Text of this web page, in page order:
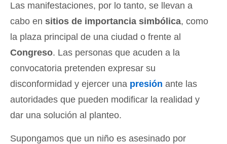
Las manifestaciones, por lo tanto, se llevan a
cabo en sitios de importancia simbólica, como
la plaza principal de una ciudad o frente al
Congreso. Las personas que acuden a la
convocatoria pretenden expresar su
disconformidad y ejercer una presión ante las
autoridades que pueden modificar la realidad y
dar una solución al planteo.
Supongamos que un niño es asesinado por